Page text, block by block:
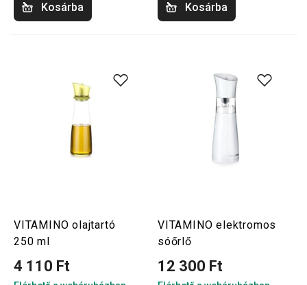
Kosárba Kosárba
VITAMINO olajtartó
250 ml
4 110 Ft
VITAMINO elektromos
sóőrlő
12 300 Ft